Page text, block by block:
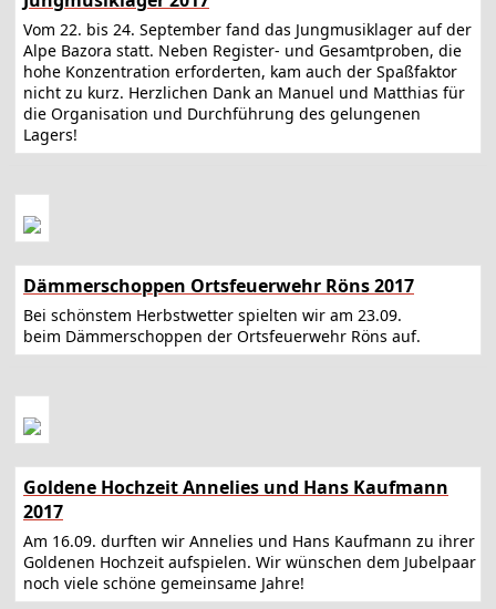
Vom 22. bis 24. September fand das Jungmusiklager auf der
Alpe Bazora statt. Neben Register- und Gesamtproben, die
hohe Konzentration erforderten, kam auch der Spaßfaktor
nicht zu kurz. Herzlichen Dank an Manuel und Matthias für
die Organisation und Durchführung des gelungenen
Lagers!
Dämmerschoppen Ortsfeuerwehr Röns 2017
Bei schönstem Herbstwetter spielten wir am 23.09.
beim Dämmerschoppen der Ortsfeuerwehr Röns auf.
Goldene Hochzeit Annelies und Hans Kaufmann
2017
Am 16.09. durften wir Annelies und Hans Kaufmann zu ihrer
Goldenen Hochzeit aufspielen. Wir wünschen dem Jubelpaar
noch viele schöne gemeinsame Jahre!